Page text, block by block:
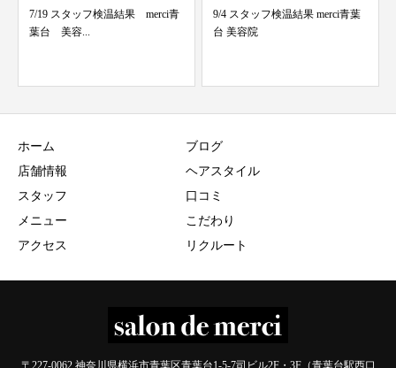
9/4 スタッフ検温結果 merci青葉
台 美容院
発見！！！
ホーム
店舗情報
スタッフ
メニュー
アクセス
ブログ
ヘアスタイル
口コミ
こだわり
リクルート
〒227-0062 神奈川県横浜市青葉区青葉台1-5-7司ビル2F・3F（青葉台駅西口